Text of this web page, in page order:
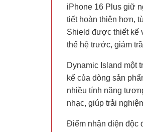
iPhone 16 Plus giữ
tiết hoàn thiện hơn,
Shield được thiết kế
thế hệ trước, giảm
Dynamic Island một
kế của dòng sản
nhiều tính năng
nhạc, giúp trải
Điểm nhận diện độc